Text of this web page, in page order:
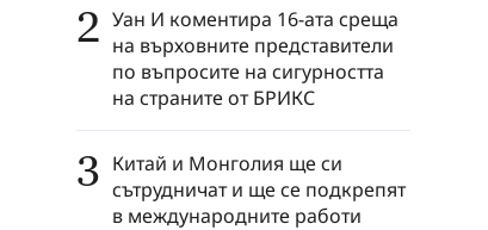
2 Уан И коментира 16-ата среща
на върховните представители
по въпросите на сигурността
на страните от БРИКС
3 Китай и Монголия ще си
сътрудничат и ще се подкрепят
в международните работи